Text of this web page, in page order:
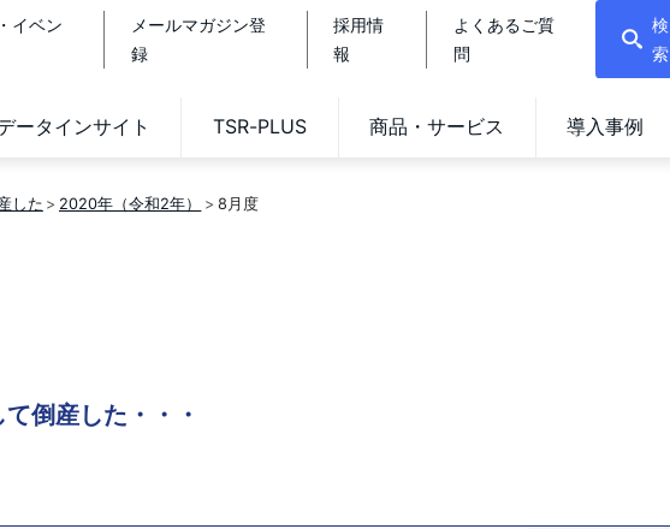
イベン
メールマガジン登
録
採用情
報
よくあるご質
問
検
索
ータインサイト TSR-PLUS 商品・サービス 導入事例
した 2020年（令和2年） 8月度
倒産した・・・